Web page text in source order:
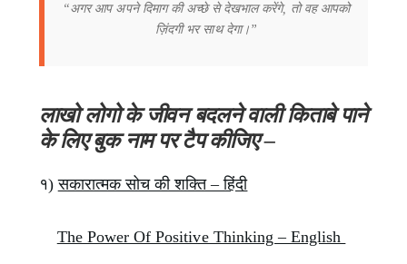
“अगर आप अपने दिमाग की अच्छे से देखभाल करेंगे, तो वह आपको
ज़िंदगी भर साथ देगा।”
लाखो लोगो के जीवन बदलने वाली किताबे पाने
के लिए बुक नाम पर टैप कीजिए –
१)सकारात्मक सोच की शक्ति – हिंदी
The Power Of Positive Thinking – English